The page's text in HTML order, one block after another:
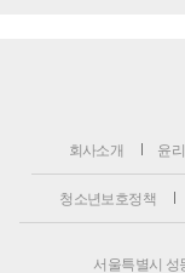
회사소개 윤
청소년보호정책
서울특별시 성